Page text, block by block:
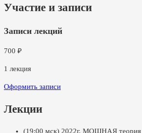
Участие и записи
Записи лекций
700 ₽
1 лекция
Оформить записи
Лекции
(19:00 мск) 2022г. МОЩНАЯ теория